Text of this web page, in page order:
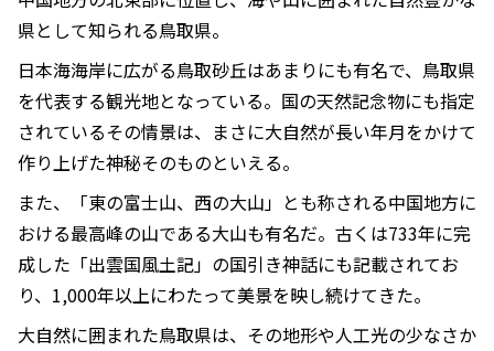
県として知られる鳥取県。
日本海海岸に広がる鳥取砂丘はあまりにも有名で、鳥取県
を代表する観光地となっている。国の天然記念物にも指定
されているその情景は、まさに大自然が長い年月をかけて
作り上げた神秘そのものといえる。
また、「東の富士山、西の大山」とも称される中国地方に
おける最高峰の山である大山も有名だ。古くは733年に完
成した「出雲国風土記」の国引き神話にも記載されてお
り、1,000年以上にわたって美景を映し続けてきた。
大自然に囲まれた鳥取県は、その地形や人工光の少なさか